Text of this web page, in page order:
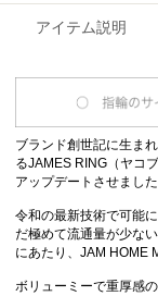
アイテム説明
ブランド創世記に生ま
るJAMES RING（ヤコ
アップデートさせました
令和の最新技術で可能
だ極めて流通量が少な
にあたり、JAM HOME
ボリューミーで重厚感